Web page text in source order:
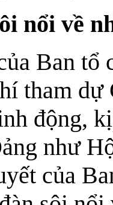
nổi về
Ban
tham
động,
như
của